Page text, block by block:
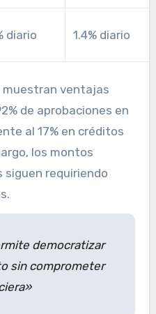
diario 1.4% diario
muestran ventajas
de aprobaciones en
al 17% en créditos
los montos
siguen requiriendo
democratizar
sin comprometer